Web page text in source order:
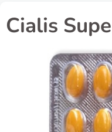
Cialis